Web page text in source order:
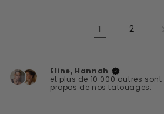
1 2
Eline, Hannah
et plus de 10 000 autres
propos de nos tatouages.